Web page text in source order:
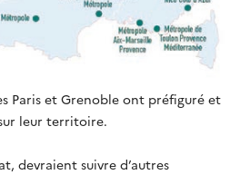
Paris et Grenoble ont préfiguré et
leur territoire.
devraient suivre d’autres